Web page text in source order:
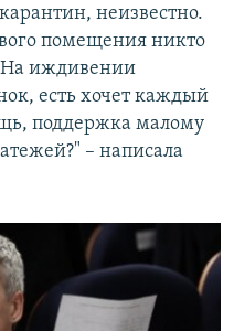
неизвестно.
помещения никто
На иждивении
есть хочет каждый
поддержка малому
– написала